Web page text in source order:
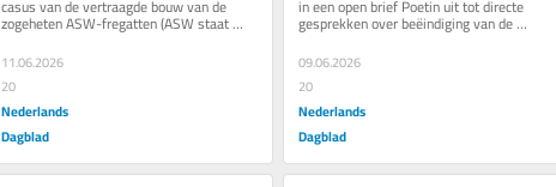
marine’
casus van de vertraagde bouw van de
zogeheten ASW-fregatten (ASW staat
voor ‘anti-submarine warfare’) om te...
11.06.2026
20
Nederlands
Dagblad
duurzame vrede
in een open brief Poetin uit tot directe
gesprekken over beëindiging van de
oorlog. Poetin heeft zulke...
09.06.2026
20
Nederlands
Dagblad